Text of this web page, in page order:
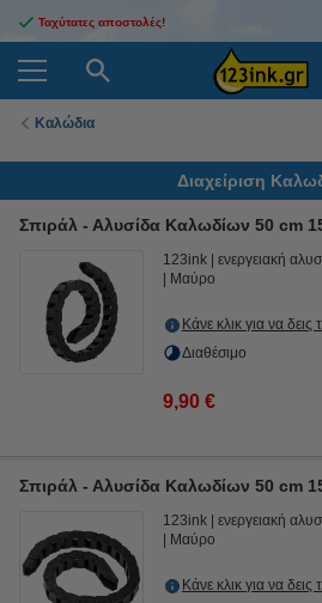
Ταχύτατες αποστολές!
Καλώδια
Διαχείριση
Σπιράλ - Αλυσίδα Καλωδίων 50 cm
123ink ενεργειακή
Μαύρο
Κάνε κλικ για να δεις
Διαθέσιμο
9,90 €
Σπιράλ - Αλυσίδα Καλωδίων 50 cm
123ink ενεργειακή
Μαύρο
Κάνε κλικ για να δεις